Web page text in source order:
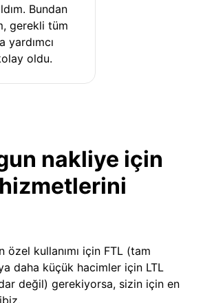
Bundan
gerekli tüm
yardımcı
oldu.
nakliye için
özel kullanımı için FTL (tam
daha küçük hacimler için LTL
değil) gerekiyorsa, sizin için en